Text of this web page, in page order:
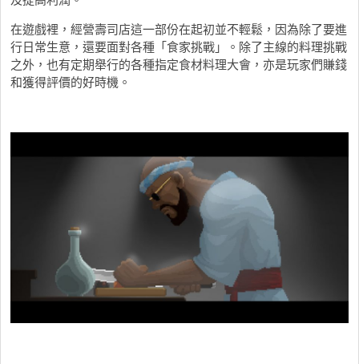
在遊戲裡，經營壽司店這一部份在起初並不輕鬆，因為除了要進
行日常生意，還要面對各種「食家挑戰」。除了主線的料理挑戰
之外，也有定期舉行的各種指定食材料理大會，亦是玩家們賺錢
和獲得評價的好時機。